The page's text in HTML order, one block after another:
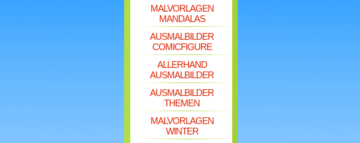
MALVORLAGEN
MANDALAS
AUSMALBILDER
COMICFIGURE
ALLERHAND
AUSMALBILDER
AUSMALBILDER
THEMEN
MALVORLAGEN
WINTER